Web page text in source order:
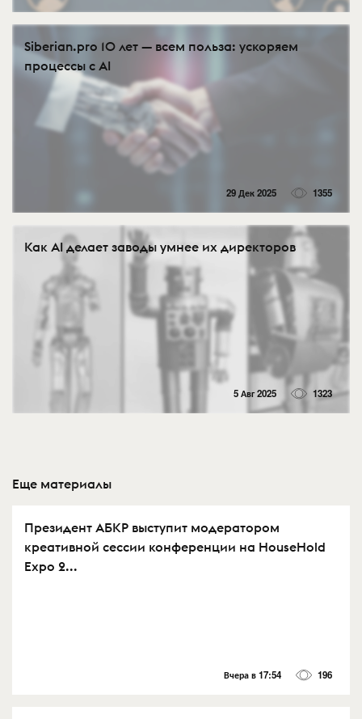
Siberian.pro 10 лет — всем польза: ускоряем
процессы с AI
29 Дек 2025 1355
Как AI делает заводы умнее их директоров
5 Авг 2025 1323
Еще материалы
Президент АБКР выступит модератором
креативной сессии конференции на HouseHold
Expo 2...
Вчера в 17:54 196